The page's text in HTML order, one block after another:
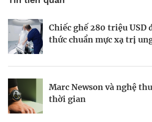
Chiếc ghế 280 triệu USD
thức chuẩn mực xạ trị
Marc Newson và nghệ
thời gian
Khi Harvard và Ivy
mục tiêu cắt giảm ngân
Startup Apex và kỷ
tinh hàng loạt
Vì sao AI đang hồi sinh
lượng hạt nhân toàn cầu?
Từ startup tí hon tại Ba
AI 6,6 tỷ USD